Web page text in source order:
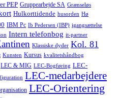
PEP Gruppearbejde SA Grænseløs
Hulkorttidende husorden Hø
IBM Pc Ib Pedersen (IBP) igangsættelse
Intern telefonbog it-partner
Klassiske dyder Kol. 81
Kunsten Kursus kvalitetshåndbog
LEC & MIG LEC-Bogføring LEC-
LEC-medarbejdere
LEC-Orientering